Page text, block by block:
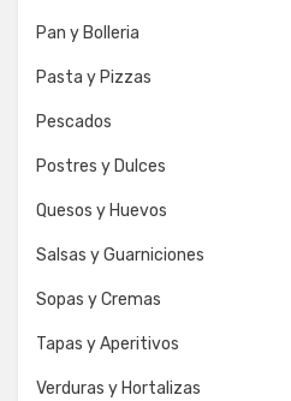
Pan y Bolleria
Pasta y Pizzas
Pescados
Postres y Dulces
Quesos y Huevos
Salsas y Guarniciones
Sopas y Cremas
Tapas y Aperitivos
Verduras y Hortalizas